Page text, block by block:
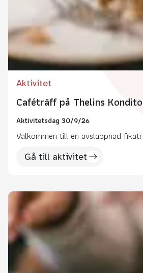
Aktivitet
Caféträff på Thelins
Aktivitetsdag 30/9/26
Välkommen till en avslappnad
Gå till aktivitet